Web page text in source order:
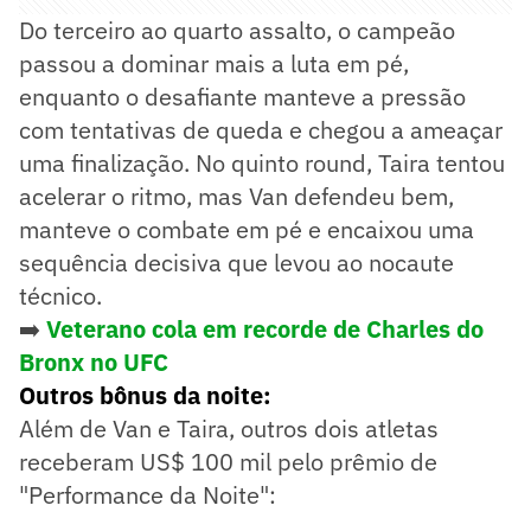
Do terceiro ao quarto assalto, o campeão
passou a dominar mais a luta em pé,
enquanto o desafiante manteve a pressão
com tentativas de queda e chegou a ameaçar
uma finalização. No quinto round, Taira tentou
acelerar o ritmo, mas Van defendeu bem,
manteve o combate em pé e encaixou uma
sequência decisiva que levou ao nocaute
técnico.
➡️ Veterano cola em recorde de Charles do
Bronx no UFC
Outros bônus da noite:
Além de Van e Taira, outros dois atletas
receberam US$ 100 mil pelo prêmio de
"Performance da Noite":